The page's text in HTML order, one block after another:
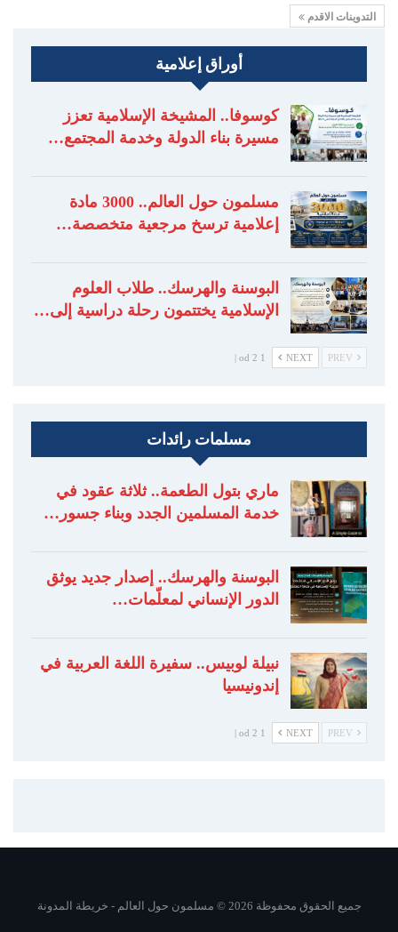
التدوينات الاقدم
أوراق إعلامية
كوسوفا.. المشيخة الإسلامية تعزز
مسيرة بناء الدولة وخدمة المجتمع…
مسلمون حول العالم.. 3000 مادة
إعلامية ترسخ مرجعية متخصصة…
البوسنة والهرسك.. طلاب العلوم
الإسلامية يختتمون رحلة دراسية إلى…
NEXT
1 od 2 |
مسلمات رائدات
ماري بتول الطعمة.. ثلاثة عقود في
خدمة المسلمين الجدد وبناء جسور…
البوسنة والهرسك.. إصدار جديد يوثق
الدور الإنساني لمعلّمات…
نبيلة لوبيس.. سفيرة اللغة العربية في
إندونيسيا
NEXT
1 od 2 |
جميع الحقوق محفوظة 2026 © مسلمون حول العالم - خريطة المدونة